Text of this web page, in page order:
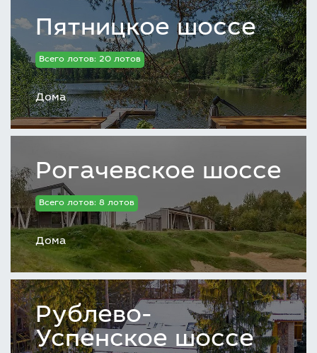
Пятницкое шоссе
Всего лотов: 20 лотов
Дома
Рогачевское шоссе
Всего лотов: 8 лотов
Дома
Рублево-
Успенское шоссе